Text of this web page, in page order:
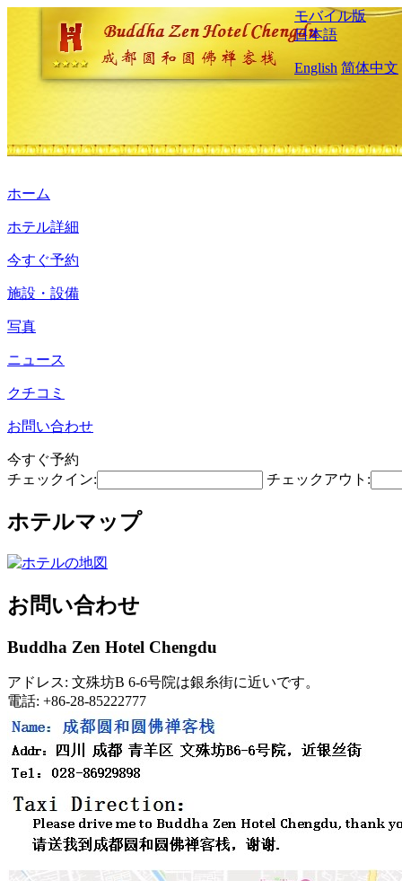
モバイル版
日本語
English 简体中文
ホーム
ホテル詳細
今すぐ予約
施設・設備
写真
ニュース
クチコミ
お問い合わせ
今すぐ予約
チェックイン:
チェックアウト:
ホテルマップ
お問い合わせ
Buddha Zen Hotel Chengdu
アドレス: 文殊坊B 6-6号院は銀糸街に近いです。
電話: +86-28-85222777